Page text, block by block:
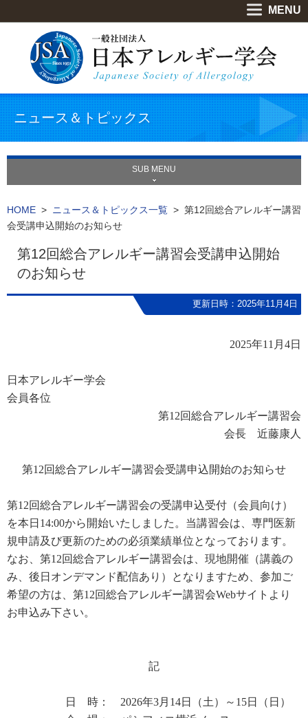
MENU
ニュース＆トピックス
SUB MENU
HOME > ニュース＆トピックス一覧 > 第12回総合アレルギー講習
会受講申込開始のお知らせ
第12回総合アレルギー講習会受講申込開始
のお知らせ
更新日時：2025年11月4日
2025年11月4日
日本アレルギー学会
会員各位
第12回総合アレルギー講習会
会長 近藤康人
第12回総合アレルギー講習会受講申込開始のお知らせ
第12回総合アレルギー講習会の受講申込受付（会員向け）
を本日14:00から開始いたしました。当講習会は、専門医新
規申請及び更新のための必須業績単位となっております。
なお、第12回総合アレルギー講習会は、現地開催（講義の
み、後日オンデマンド配信あり）となりますため、参加ご
希望の方は、第12回総合アレルギー講習会Webサイトより
お申込み下さい。
記
日 時： 2026年3月14日（土）～15日（日）